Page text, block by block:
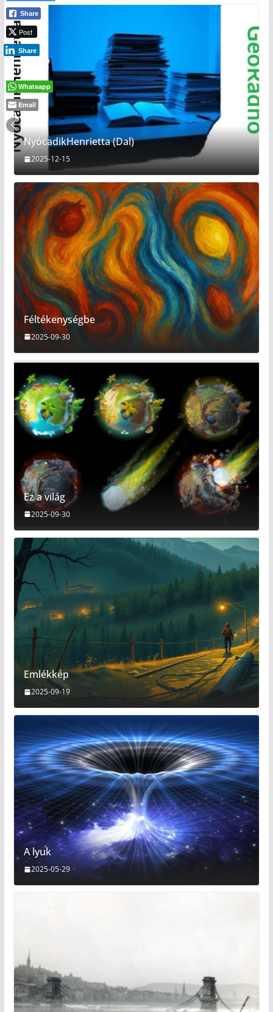
NyócadikHenrietta (Dal)
2025-12-15
Féltékenységbe
2025-09-30
Ez a világ
2025-09-30
Emlékkép
2025-09-19
A lyuk
2025-05-29
Share
Post
Share
Whatsapp
Email